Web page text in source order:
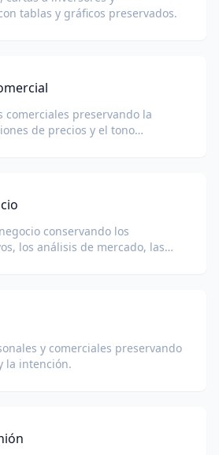
tablas y gráficos preservados.
comerciales preservando la
de precios y el tono
conservando los
los análisis de mercado, las
y comerciales preservando
la intención.